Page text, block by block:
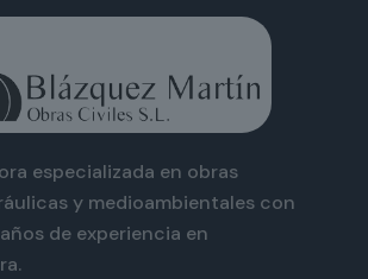
especializada en obras
y medioambientales con
de experiencia en